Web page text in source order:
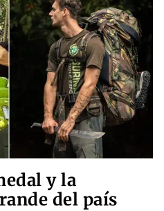
y la
del país